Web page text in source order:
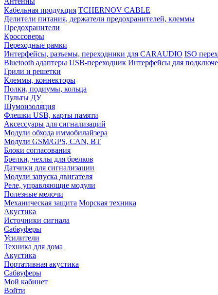
Кабельная продукция TCHERNOV CABLE
Делители питания, держатели предохранителей, клеммы
Предохранители
Кроссоверы
Переходные рамки
Интерфейсы, разъемы, переходники для CARAUDIO ISO
Bluetooth адаптеры USB-переходник Интерфейсы для
Грили и решетки
Клеммы, коннекторы
Полки, подиумы, кольца
Пульты ДУ
Шумоизоляция
Флешки USB, карты памяти
Аксессуары для сигнализаций
Модули обхода иммобилайзера
Модули GSM/GPS, CAN, BT
Блоки согласования
Брелки, чехлы для брелков
Датчики для сигнализации
Модули запуска двигателя
Реле, управляющие модули
Полезные мелочи
Механическая защита Морская техника
Акустика
Источники сигнала
Сабвуферы
Усилители
Техника для дома
Акустика
Портативная акустика
Сабвуферы
Мой кабинет
Войти